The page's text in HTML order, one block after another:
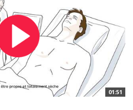
01:51